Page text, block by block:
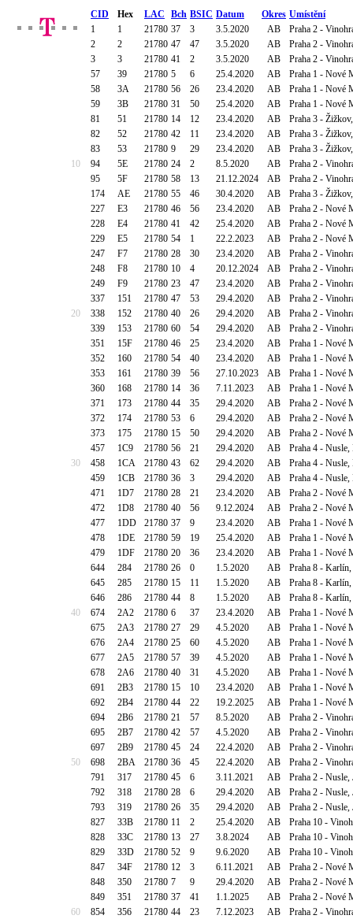
CID Hex LAC Bch BSIC Datum Okres Umístění
1
1 21780 37 3 3.5.2020 AB
Praha 2 -
2
2 21780 47 47 3.5.2020 AB
Praha 2 -
3
3 21780 41 2 3.5.2020 AB
Praha 2 -
57
39 21780 5 6 25.4.2020 AB
Praha 1 - Nové
58
3A 21780 56 26 23.4.2020 AB
Praha 1 - Nové
59
3B 21780 31 50 25.4.2020 AB
Praha 1 - Nové
81
51 21780 14 12 23.4.2020 AB
Praha 3 -
82
52 21780 42 11 23.4.2020 AB
Praha 3 -
83
53 21780 9 29 23.4.2020 AB
Praha 3 -
10
94 5E 21780 24 2 8.5.2020 AB
Praha 2 -
95
5F 21780 58 13 21.12.2024 AB
Praha 2 -
174
AE 21780 55 46 30.4.2020 AB
Praha 3 -
227
E3 21780 46 56 23.4.2020 AB
Praha 2 - Nové
228
E4 21780 41 42 25.4.2020 AB
Praha 2 - Nové
229
E5 21780 54 1 22.2.2023 AB
Praha 2 - Nové
247
F7 21780 28 30 23.4.2020 AB
Praha 2 -
248
F8 21780 10 4 20.12.2024 AB
Praha 2 -
249
F9 21780 23 47 23.4.2020 AB
Praha 2 -
337
151 21780 47 53 29.4.2020 AB
Praha 2 -
20
338 152 21780 40 26 29.4.2020 AB
Praha 2 -
339
153 21780 60 54 29.4.2020 AB
Praha 2 -
351
15F 21780 46 25 23.4.2020 AB
Praha 1 - Nové
352
160 21780 54 40 23.4.2020 AB
Praha 1 - Nové
353
161 21780 39 56 27.10.2023 AB
Praha 1 - Nové
360
168 21780 14 36 7.11.2023 AB
Praha 1 - Nové
371
173 21780 44 35 29.4.2020 AB
Praha 2 - Nové
372
174 21780 53 6 29.4.2020 AB
Praha 2 - Nové
373
175 21780 15 50 29.4.2020 AB
Praha 2 - Nové
457
1C9 21780 56 21 29.4.2020 AB
Praha 4 - Nusle,
30
458 1CA 21780 43 62 29.4.2020 AB
Praha 4 - Nusle,
459
1CB 21780 36 3 29.4.2020 AB
Praha 4 - Nusle,
471
1D7 21780 28 21 23.4.2020 AB
Praha 2 - Nové
472
1D8 21780 40 56 9.12.2024 AB
Praha 2 - Nové
477
1DD 21780 37 9 23.4.2020 AB
Praha 1 - Nové
478
1DE 21780 59 19 25.4.2020 AB
Praha 1 - Nové
479
1DF 21780 20 36 23.4.2020 AB
Praha 1 - Nové
644
284 21780 26 0 1.5.2020 AB
Praha 8 -
645
285 21780 15 11 1.5.2020 AB
Praha 8 -
646
286 21780 44 8 1.5.2020 AB
Praha 8 -
40
674 2A2 21780 6 37 23.4.2020 AB
Praha 1 - Nové
675
2A3 21780 27 29 4.5.2020 AB
Praha 1 - Nové
676
2A4 21780 25 60 4.5.2020 AB
Praha 1 - Nové
677
2A5 21780 57 39 4.5.2020 AB
Praha 1 - Nové
678
2A6 21780 40 31 4.5.2020 AB
Praha 1 - Nové
691
2B3 21780 15 10 23.4.2020 AB
Praha 1 - Nové
692
2B4 21780 44 22 19.2.2025 AB
Praha 1 - Nové
694
2B6 21780 21 57 8.5.2020 AB
Praha 2 -
695
2B7 21780 42 57 4.5.2020 AB
Praha 2 -
697
2B9 21780 45 24 22.4.2020 AB
Praha 2 -
50
698 2BA 21780 36 45 22.4.2020 AB
Praha 2 -
791
317 21780 45 6 3.11.2021 AB
Praha 2 -
792
318 21780 28 6 29.4.2020 AB
Praha 2 -
793
319 21780 26 35 29.4.2020 AB
Praha 2 -
827
33B 21780 11 2 25.4.2020 AB
Praha 10 -
828
33C 21780 13 27 3.8.2024 AB
Praha 10 -
829
33D 21780 52 9 9.6.2020 AB
Praha 10 -
847
34F 21780 12 3 6.11.2021 AB
Praha 2 - Nové
848
350 21780 7 9 29.4.2020 AB
Praha 2 - Nové
849
351 21780 37 41 1.1.2025 AB
Praha 2 - Nové
60
854 356 21780 44 23 7.12.2023 AB
Praha 2 -